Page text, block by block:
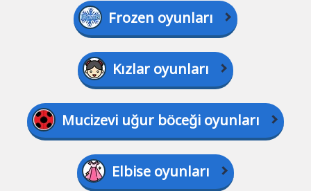
Frozen oyunları
Kızlar oyunları
Mucizevi uğur böceği oyunları
Elbise oyunları